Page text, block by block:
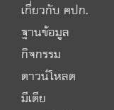
เกี่ยวกับ คปก.
ฐานข้อมูล
กิจกรรม
ดาวน์โหลด
มีเดีย